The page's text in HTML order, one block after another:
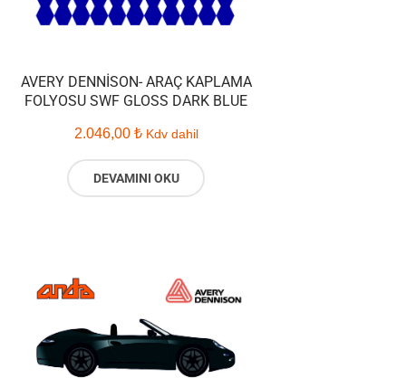
AVERY DENNISON- ARAÇ KAPLAMA
FOLYOSU SWF GLOSS DARK BLUE
2.046,00 ₺ Kdv dahil
DEVAMINI OKU